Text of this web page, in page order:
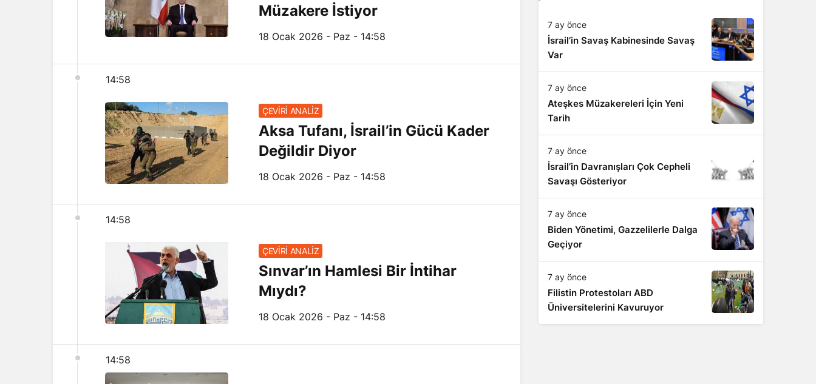
Müzakere İstiyor
18 Ocak 2026 - Paz - 14:58
14:58
ÇEVİRİ ANALİZ
Aksa Tufanı, İsrail’in Gücü Kader
Değildir Diyor
18 Ocak 2026 - Paz - 14:58
14:58
ÇEVİRİ ANALİZ
Sınvar’ın Hamlesi Bir İntihar
Mıydı?
18 Ocak 2026 - Paz - 14:58
14:58
7 ay önce
İsrail’in Savaş Kabinesinde Savaş
Var
7 ay önce
Ateşkes Müzakereleri İçin Yeni
Tarih
7 ay önce
İsrail’in Davranışları Çok Cepheli
Savaşı Gösteriyor
7 ay önce
Biden Yönetimi, Gazzelilerle Dalga
Geçiyor
7 ay önce
Filistin Protestoları ABD
Üniversitelerini Kavuruyor